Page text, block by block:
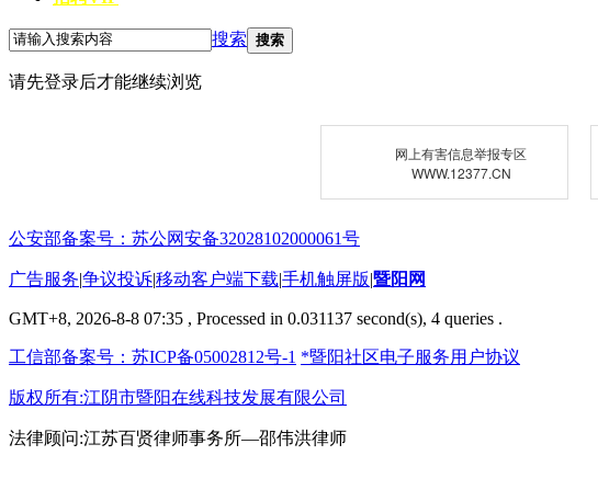
搜索 搜索
请先登录后才能继续浏览
网上有害信息举报专区
WWW.12377.CN
公安部备案号：苏公网安备32028102000061号
广告服务|争议投诉|移动客户端下载|手机触屏版|暨阳网
GMT+8, 2026-8-8 07:35 , Processed in 0.031137 second(s), 4 queries .
工信部备案号：苏ICP备05002812号-1 *暨阳社区电子服务用户协议
版权所有:江阴市暨阳在线科技发展有限公司
法律顾问:江苏百贤律师事务所—邵伟洪律师